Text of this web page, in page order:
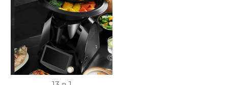
зеркало для
переодевания
фабрика зеркал